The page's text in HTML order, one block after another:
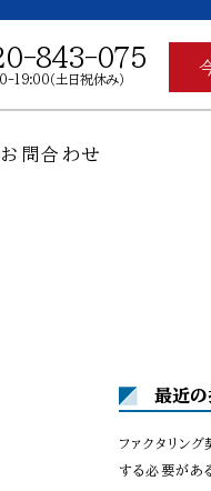
お問合わせ
843-075
19:00（土日祝休み）
最近の
ファクタリン
する必要があ